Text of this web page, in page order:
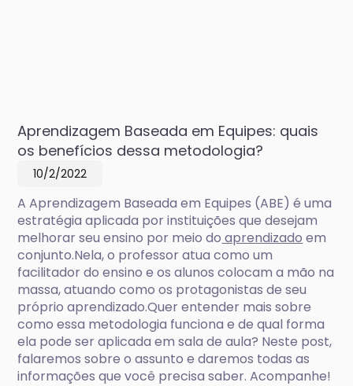
Aprendizagem Baseada em Equipes: quais
os benefícios dessa metodologia?
10/2/2022
A Aprendizagem Baseada em Equipes (ABE) é uma
estratégia aplicada por instituições que desejam
melhorar seu ensino por meio do aprendizado em
conjunto.Nela, o professor atua como um
facilitador do ensino e os alunos colocam a mão na
massa, atuando como os protagonistas de seu
próprio aprendizado.Quer entender mais sobre
como essa metodologia funciona e de qual forma
ela pode ser aplicada em sala de aula? Neste post,
falaremos sobre o assunto e daremos todas as
informações que você precisa saber. Acompanhe!